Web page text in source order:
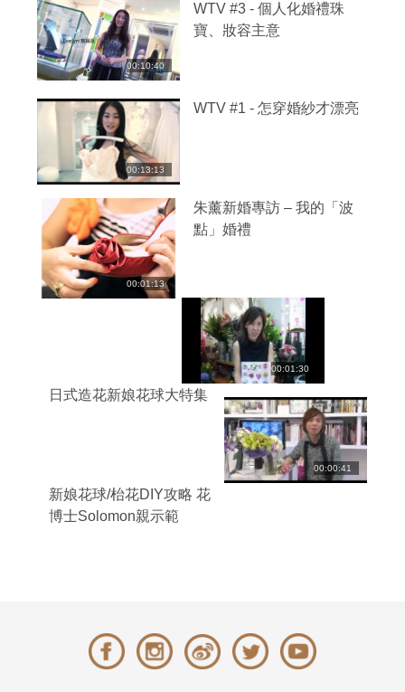
00:10:40
WTV #3 - 個人化婚禮珠
寶、妝容主意
00:13:13
WTV #1 - 怎穿婚紗才漂亮
00:01:13
朱薰新婚專訪 – 我的「波
點」婚禮
00:01:30
日式造花新娘花球大特集
00:00:41
新娘花球/枱花DIY攻略 花
博士Solomon親示範